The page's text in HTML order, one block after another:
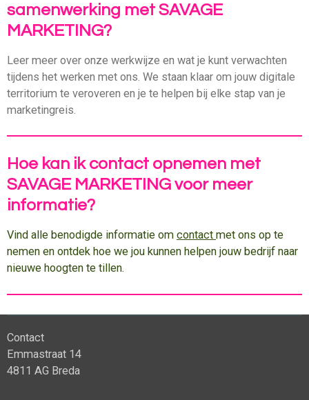
samenwerking met SAVAGE
MARKETING?
Leer meer over onze werkwijze en wat je kunt verwachten
tijdens het werken met ons. We staan ​​klaar om jouw digitale
territorium te veroveren en je te helpen bij elke stap van je
marketingreis.
Hoe kan ik contact opnemen met
SAVAGE MARKETING voor meer
informatie?
Vind alle benodigde informatie om contact met ons op te
nemen en ontdek hoe we jou kunnen helpen jouw bedrijf naar
nieuwe hoogten te tillen.
Contact
Emmastraat 14
4811 AG Breda